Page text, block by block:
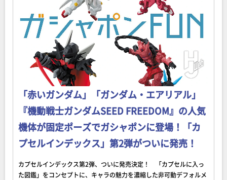
「赤いガンダム」「ガンダム・エアリアル」
『機動戦士ガンダムSEED FREEDOM』の人気
機体が固定ポーズでガシャポンに登場！「カ
プセルインデックス」第2弾がついに発売！
カプセルインデックス第2弾、ついに発売決定！ 「カプセルに入っ
た図鑑」をコンセプトに、キャラの魅力を濃縮した非可動デフォルメ